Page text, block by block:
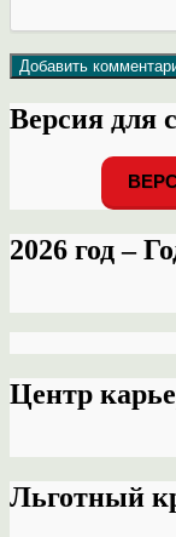
Версия для
2026 год –
Центр
Льготный